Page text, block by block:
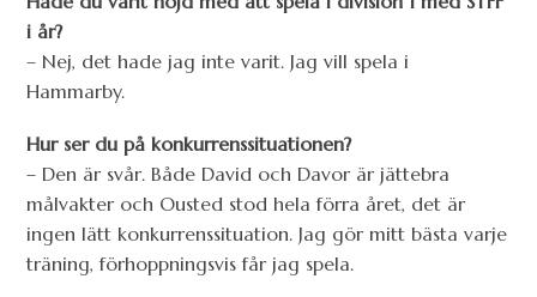
i år?
– Nej, det hade jag inte varit. Jag vill spela i
Hammarby.
Hur ser du på konkurrenssituationen?
– Den är svår. Både David och Davor är jättebra
målvakter och Ousted stod hela förra året, det är
ingen lätt konkurrenssituation. Jag gör mitt bästa varje
träning, förhoppningsvis får jag spela.